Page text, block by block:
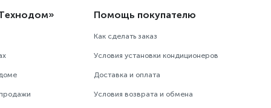
Помощь покупателю
Как сделать заказ
Условия установки кондиционеров
Доставка и оплата
Условия возврата и обмена